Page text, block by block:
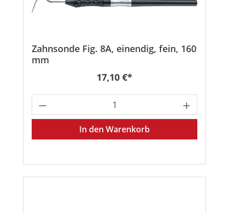
Zahnsonde Fig. 8A, einendig, fein, 160
mm
Regulärer Preis:
17,10 €*
Produkt Anzahl: Gib den
In den Warenkorb